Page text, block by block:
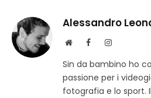
Alessandro
S
t
o
w
F
c
e
b
I
s
t
a
Sin da bambino ho
passione per i
fotografia e lo sport.